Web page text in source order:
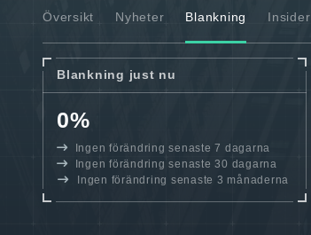
Översikt Nyheter Blankning Insider
Blankning just nu
0%
Ingen förändring senaste 7 dagarna
Ingen förändring senaste 30 dagarna
Ingen förändring senaste 3 månaderna